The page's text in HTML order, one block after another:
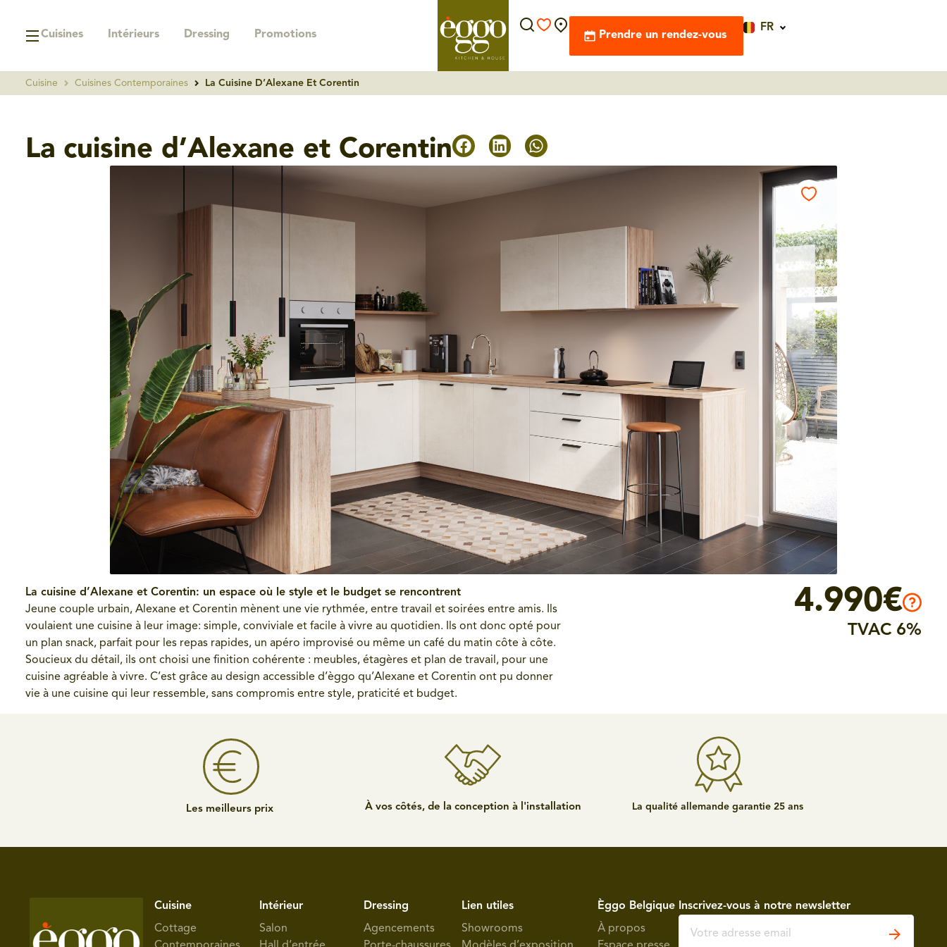
Cuisines Intérieurs Dressing Promotions Prendre un rendez-vous
FR
Cuisine Cuisines Contemporaines La Cuisine D’Alexane Et Corentin
La cuisine d’Alexane et Corentin
La cuisine d’Alexane et Corentin: un espace où le style et le budget se rencontrent
Jeune couple urbain, Alexane et Corentin mènent une vie rythmée, entre travail et soirées entre amis. Ils
voulaient une cuisine à leur image: simple, conviviale et facile à vivre au quotidien. Ils ont donc opté pour
un plan snack, parfait pour les repas rapides, un apéro improvisé ou même un café du matin côte à côte.
Soucieux du détail, ils ont choisi une finition cohérente : meubles, étagères et plan de travail, pour une
cuisine agréable à vivre. C’est grâce au design accessible d’èggo qu’Alexane et Corentin ont pu donner
vie à une cuisine qui leur ressemble, sans compromis entre style, praticité et budget.
4.990€
TVAC 6%
Les meilleurs prix À vos côtés, de la conception à l'installation La qualité allemande garantie 25 ans
Cuisine
Cottage
Intérieur
Salon
Dressing
Agencements
Lien utiles
Showrooms
Èggo Belgique
À propos
Inscrivez-vous à notre newsletter